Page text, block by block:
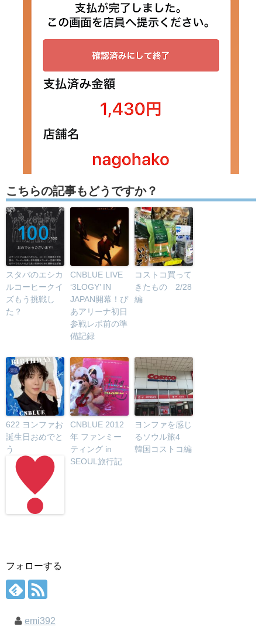
こちらの記事もどうですか？
スタバのエシカ
ルコーヒークイ
ズもう挑戦し
た？
CNBLUE LIVE
‘3LOGY’ IN
JAPAN開幕！ぴ
あアリーナ初日
参戦レポ前の準
備記録
コストコ買って
きたもの 2/28
編
622 ヨンファお
誕生日おめでと
う
CNBLUE 2012
年 ファンミー
ティング in
SEOUL旅行記
ヨンファを感じ
るソウル旅4
韓国コストコ編
フォローする
emi392